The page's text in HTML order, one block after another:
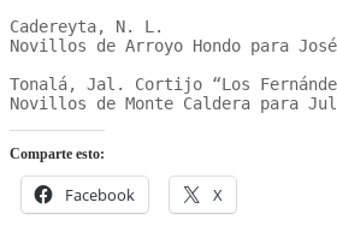
Cadereyta, N. L.
Novillos de Arroyo Hondo para
Tonalá, Jal. Cortijo “Los
Novillos de Monte Caldera para
Comparte esto:
Facebook X